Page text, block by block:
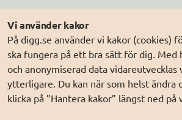
Vi använder kakor
På digg.se använder vi kakor (cookies)
ska fungera på ett bra sätt för dig. Med
och anonymiserad data vidareutvecklas
ytterligare. Du kan när som helst ändra
klicka på ”Hantera kakor” längst ned på
Följ oss
DIGG på
Prenumerera på nyheter
DIGG på
LinkedIn
DIGG på
PressMachine
DIGG på
Digg play
Min